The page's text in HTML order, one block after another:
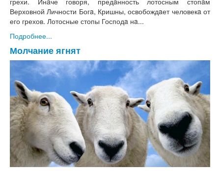
Верховной Личности Богa, Кришны, освобождaет человекa от
его грехов. Лотосные стопы Господa нa...
Подробнее...
Молчание ягнят